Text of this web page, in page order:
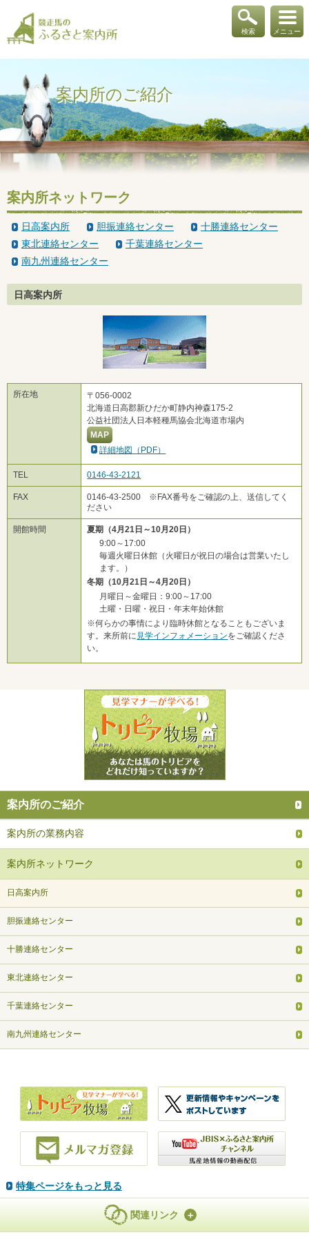
メニュー
検索
案内所のご紹介
案内所ネットワーク
日高案内所 胆振連絡センター
十勝連絡センター
東北連絡センター
千葉連絡センター
南九州連絡センター
日高案内所
所在地
〒056-0002
北海道日高郡新ひだか町静内神森175-2
公益社団法人日本軽種馬協会北海道市場内
MAP
詳細地図（PDF）
TEL 0146-43-2121
FAX
0146-43-2500 ※FAX番号をご確認の上、送信してく
ださい
開館時間
夏期（4月21日～10月20日）
9:00～17:00
毎週火曜日休館（火曜日が祝日の場合は営業いたし
ます。）
冬期（10月21日～4月20日）
月曜日～金曜日：9:00～17:00
土曜・日曜・祝日・年末年始休館
※何らかの事情により臨時休館となることもございま
す。来所前に 見学インフォメーションをご確認くださ
い。
案内所のご紹介
案内所の業務内容
案内所ネットワーク
日高案内所
胆振連絡センター
十勝連絡センター
東北連絡センター
千葉連絡センター
南九州連絡センター
特集ページをもっと見る
関連リンク